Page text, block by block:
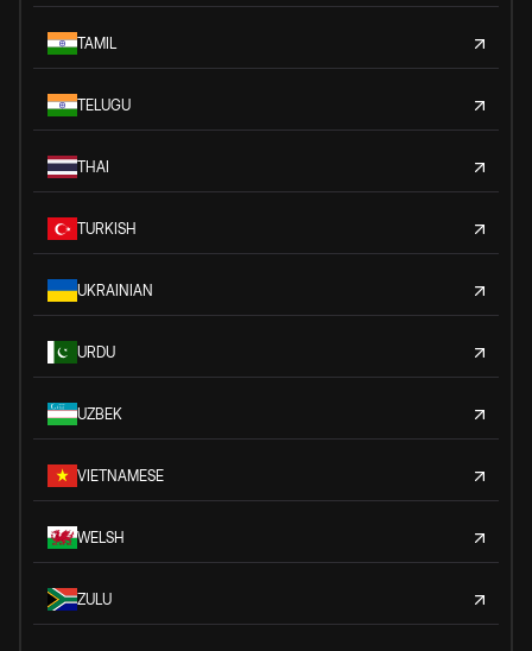
TAMIL
TELUGU
THAI
TURKISH
UKRAINIAN
URDU
UZBEK
VIETNAMESE
WELSH
ZULU